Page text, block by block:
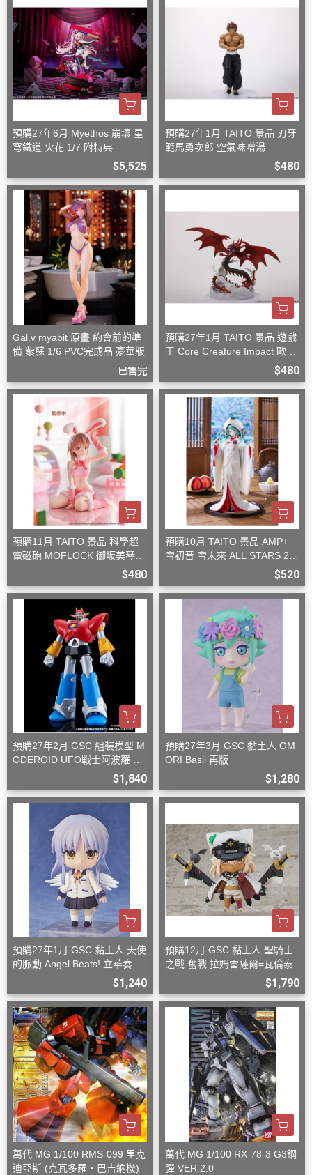
預購27年6月 Myethos 崩壞 星
穹鐵道 火花 1/7 附特典
$5,525
預購27年1月 TAITO 景品 刃牙
範馬勇次郎 空氣味噌湯
$480
Gal.v myabit 原畫 約會前的準
備 紫蘇 1/6 PVC完成品 豪華版
已售完
預購27年1月 TAITO 景品 遊戲
王 Core Creature Impact 歐西
$480
預購11月 TAITO 景品 科學超
電磁砲 MOFLOCK 御坂美琴
$480
預購10月 TAITO 景品 AMP+
雪初音 雪未來 ALL STARS 20
$520
預購27年2月 GSC 組裝模型 M
ODEROID UFO戰士阿波羅 大
$1,840
預購27年3月 GSC 黏土人 OM
ORI Basil 再版
$1,280
預購27年1月 GSC 黏土人 天使
的脈動 Angel Beats! 立華奏 再
$1,240
預購12月 GSC 黏土人 聖騎士
之戰 奮戰 拉姆雷薩爾=瓦倫泰
$1,790
萬代 MG 1/100 RMS-099 里克
迪亞斯 (克瓦多羅・巴吉納機)
萬代 MG 1/100 RX-78-3 G3鋼
彈 VER.2.0